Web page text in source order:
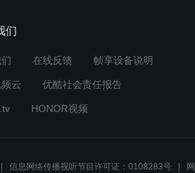
们
在线反馈 帧享设备说明
云 优酷社会责任报告
HONOR视频
信息网络传播视听节目许可证：0108283号